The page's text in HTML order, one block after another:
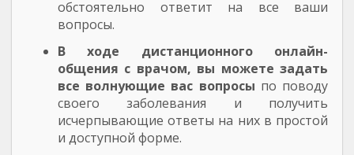
обстоятельно ответит на все ваши
вопросы.
В ходе дистанционного онлайн-
общения с врачом, вы можете задать
все волнующие вас вопросы по поводу
своего заболевания и получить
исчерпывающие ответы на них в простой
и доступной форме.